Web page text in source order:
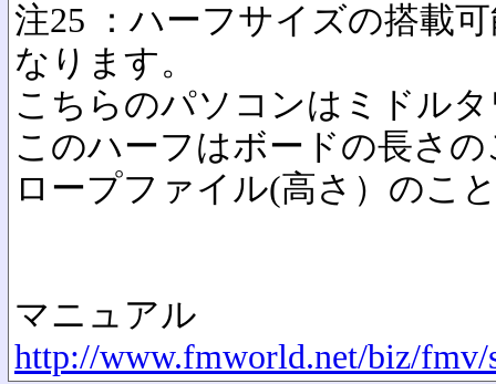
注25 ：ハーフサイズの搭載
なります。
こちらのパソコンはミドル
このハーフはボードの長さ
ロープファイル(高さ）のこ
マニュアル
http://www.fmworld.net/biz/